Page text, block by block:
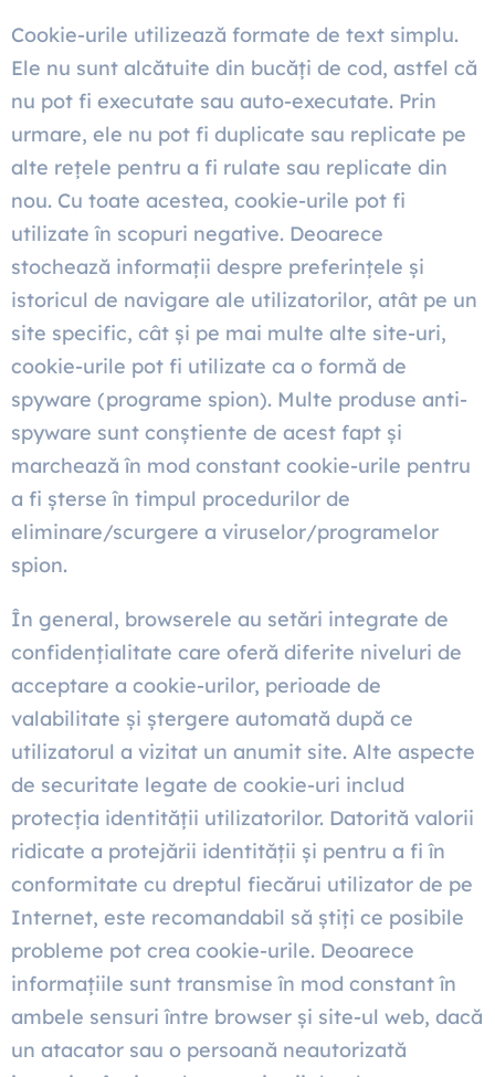
Cookie-urile utilizează formate de text simplu.
Ele nu sunt alcătuite din bucăți de cod, astfel că
nu pot fi executate sau auto-executate. Prin
urmare, ele nu pot fi duplicate sau replicate pe
alte rețele pentru a fi rulate sau replicate din
nou. Cu toate acestea, cookie-urile pot fi
utilizate în scopuri negative. Deoarece
stochează informații despre preferințele și
istoricul de navigare ale utilizatorilor, atât pe un
site specific, cât și pe mai multe alte site-uri,
cookie-urile pot fi utilizate ca o formă de
spyware (programe spion). Multe produse anti-
spyware sunt conștiente de acest fapt și
marchează în mod constant cookie-urile pentru
a fi șterse în timpul procedurilor de
eliminare/scurgere a viruselor/programelor
spion.
În general, browserele au setări integrate de
confidențialitate care oferă diferite niveluri de
acceptare a cookie-urilor, perioade de
valabilitate și ștergere automată după ce
utilizatorul a vizitat un anumit site. Alte aspecte
de securitate legate de cookie-uri includ
protecția identității utilizatorilor. Datorită valorii
ridicate a protejării identității și pentru a fi în
conformitate cu dreptul fiecărui utilizator de pe
Internet, este recomandabil să știți ce posibile
probleme pot crea cookie-urile. Deoarece
informațiile sunt transmise în mod constant în
ambele sensuri între browser și site-ul web, dacă
un atacator sau o persoană neautorizată